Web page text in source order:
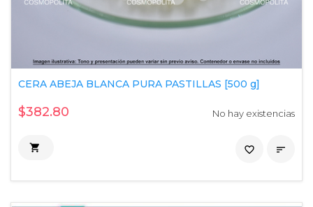
CERA ABEJA BLANCA PURA PASTILLAS [500 g]
$382.80 No hay existencias
 
favorite_border